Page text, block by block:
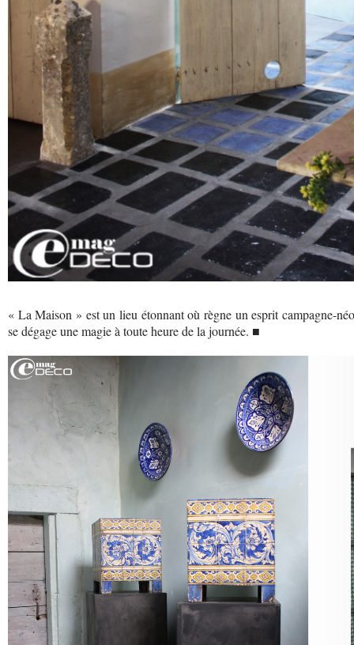
« La Maison » est un lieu étonnant où règne un esprit campagne-
se dégage une magie à toute heure de la journée. ■